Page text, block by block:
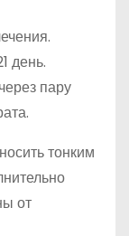
день.
пару
тонким
от